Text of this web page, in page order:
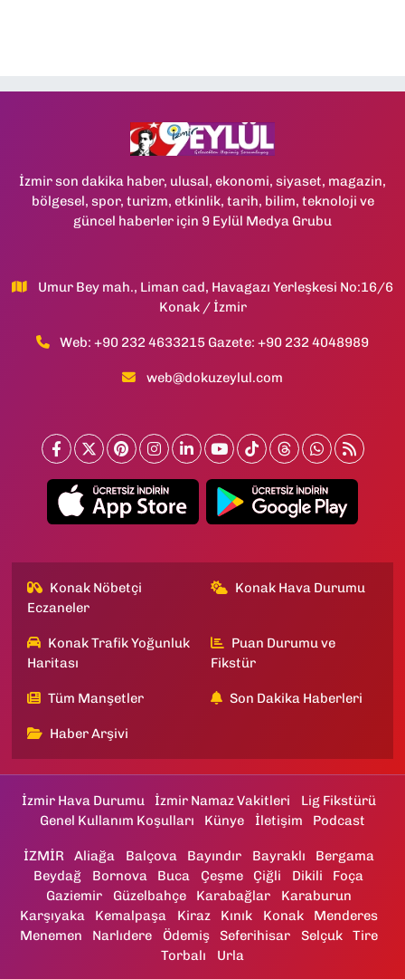
İzmir son dakika haber, ulusal, ekonomi, siyaset, magazin,
bölgesel, spor, turizm, etkinlik, tarih, bilim, teknoloji ve
güncel haberler için 9 Eylül Medya Grubu
Umur Bey mah., Liman cad, Havagazı Yerleşkesi No:16/6
Konak / İzmir
Web: +90 232 4633215 Gazete: +90 232 4048989
web@dokuzeylul.com
Konak Nöbetçi
Eczaneler
Konak Hava Durumu
Konak Trafik Yoğunluk
Haritası
Puan Durumu ve
Fikstür
Tüm Manşetler Son Dakika Haberleri
Haber Arşivi
İzmir Hava Durumu İzmir Namaz Vakitleri
Lig Fikstürü
Genel Kullanım Koşulları
Künye İletişim Podcast
İZMİR Aliağa Balçova Bayındır Bayraklı
Bergama
Beydağ
Bornova Buca Çeşme Çiğli Dikili
Foça
Gaziemir
Güzelbahçe Karabağlar
Karaburun
Karşıyaka
Kemalpaşa Kiraz Kınık Konak
Menderes
Menemen
Narlıdere Ödemiş Seferihisar Selçuk
Tire
Torbalı
Urla